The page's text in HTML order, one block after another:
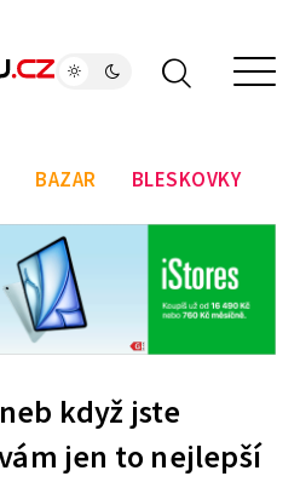
BAZAR BLESKOVKY
když jste
jen to nejlepší